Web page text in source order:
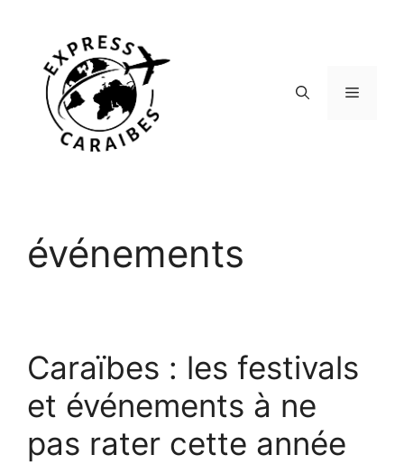
contenu
Menu
événements
Caraïbes : les festivals
et événements à ne
pas rater cette année